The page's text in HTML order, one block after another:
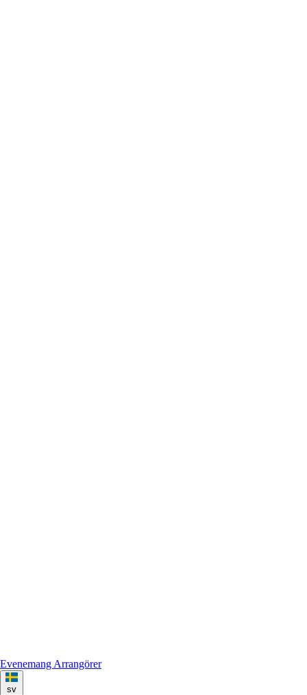
Evenemang Arrangörer
sv